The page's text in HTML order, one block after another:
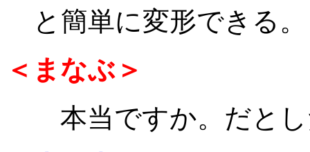
と簡単に変形できる。
＜まなぶ＞
本当ですか。だと